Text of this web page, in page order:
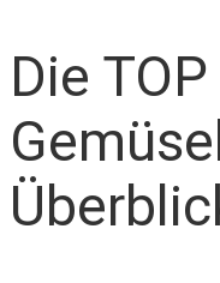
Die